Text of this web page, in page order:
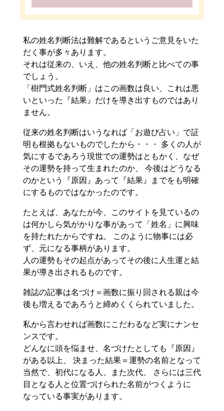
私の姓名判断法は難解であるというご意見をいた
だく事が多々あります。
それは従来の、いえ、他の姓名判断と比べての事
でしょう。
「樹門式姓名判断」はこの画数は良い、これは悪
いといった『結果』だけを導き出すものではあり
ません。
従来の姓名判断はいうなれば「お遊び占い」で証
明も根拠もないものでしたから・・・ 多くの人が
気にするであろう現世での運勢はともかく、なぜ
その運勢を持って生まれたのか、 今後はどうなる
のかという『原因』あって『結果』までをも明確
にするものではなかったのです。
たとえば、あなたが今、このサイトを見ているの
は何かしら気がかりな事があって「姓名」に興味
を持たれたからですね。 このように物事には必
ず、元になる事柄があります。
人の運勢もその起点があってその後に人生運と結
果が導き出されるものです。
雑誌の記事は名づけ＝画数に振り回される親は今
後も増えるであろうと締めくくられていました。
私から言わせれば画数にこだわるなど実にナンセ
ンスです。
どんなに頭を悩ませ、名づけたとしても『原因』
がある以上、 決まった結果＝運勢の名前となって
当然で、初代になる人、また次代、 さらには三代
目となる人と位置づけられた名前がつくように
なっている事実があります。